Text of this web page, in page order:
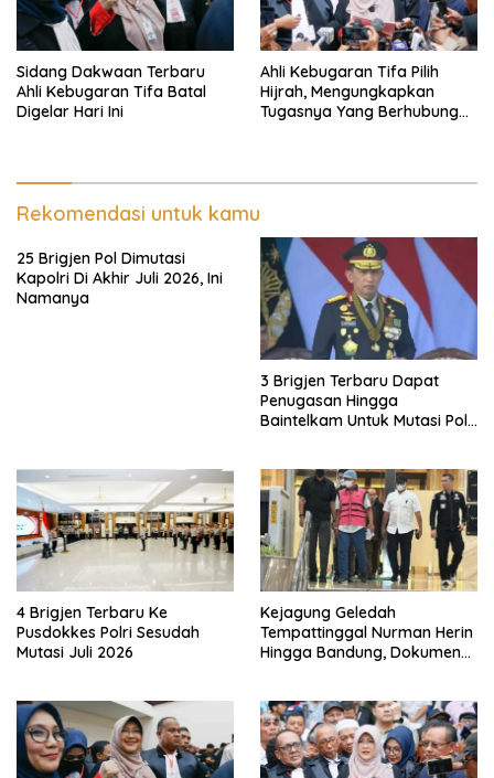
Sidang Dakwaan Terbaru
Ahli Kebugaran Tifa Batal
Digelar Hari Ini
Ahli Kebugaran Tifa Pilih
Hijrah, Mengungkapkan
Tugasnya Yang Berhubungan
Rekomendasi untuk kamu
25 Brigjen Pol Dimutasi
Kapolri Di Akhir Juli 2026, Ini
Namanya
3 Brigjen Terbaru Dapat
Penugasan Hingga
Baintelkam Untuk Mutasi Polri
4 Brigjen Terbaru Ke
Pusdokkes Polri Sesudah
Mutasi Juli 2026
Kejagung Geledah
Tempattinggal Nurman Herin
Hingga Bandung, Dokumen